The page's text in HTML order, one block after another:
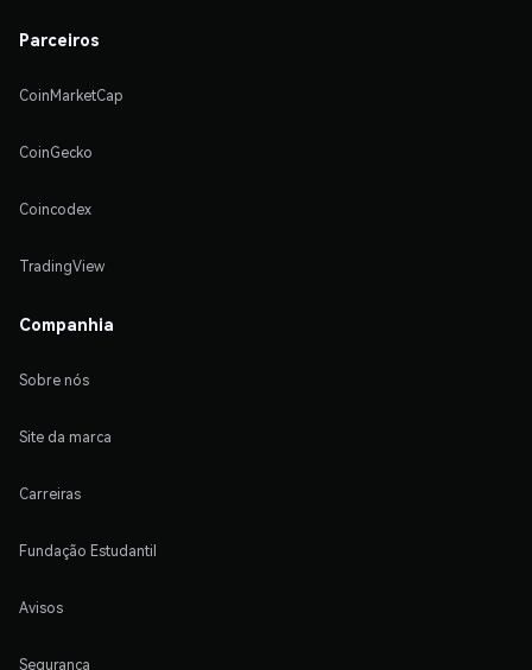
Parceiros
CoinMarketCap
CoinGecko
Coincodex
TradingView
Companhia
Sobre nós
Site da marca
Carreiras
Fundação Estudantil
Avisos
Segurança